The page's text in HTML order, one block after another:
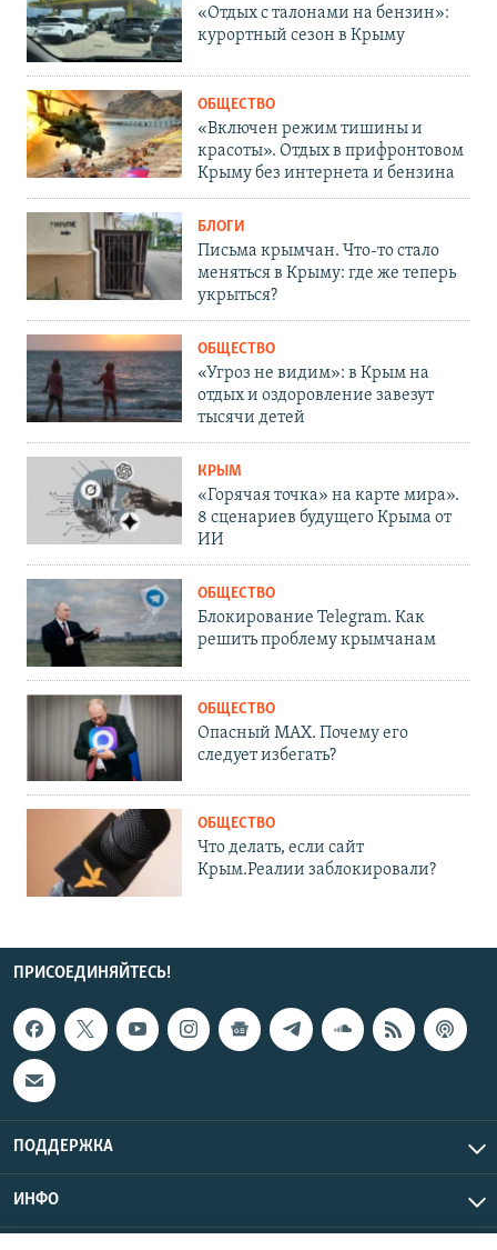
«Отдых с талонами на бензин»:
курортный сезон в Крыму
ОБЩЕСТВО
«Включен режим тишины и
красоты». Отдых в прифронтовом
Крыму без интернета и бензина
БЛОГИ
Письма крымчан. Что-то стало
меняться в Крыму: где же теперь
укрыться?
ОБЩЕСТВО
«Угроз не видим»: в Крым на
отдых и оздоровление завезут
тысячи детей
КРЫМ
«Горячая точка» на карте мира».
8 сценариев будущего Крыма от
ИИ
ОБЩЕСТВО
Блокирование Telegram. Как
решить проблему крымчанам
ОБЩЕСТВО
Опасный MAX. Почему его
следует избегать?
ОБЩЕСТВО
Что делать, если сайт
Крым.Реалии заблокировали?
ПРИСОЕДИНЯЙТЕСЬ!
ПОДДЕРЖКА
ИНФО